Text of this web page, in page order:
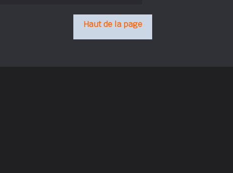
Haut de la page